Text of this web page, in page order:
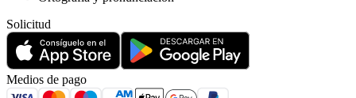
Solicitud
Medios de pago